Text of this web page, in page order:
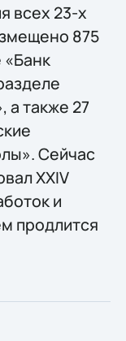
всех 23-х
875
«Банк
а также 27
Сейчас
XXIV
и
продлится